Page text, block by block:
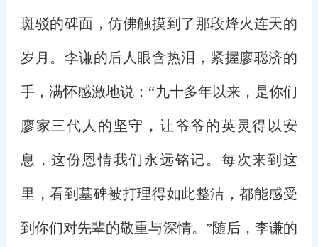
斑驳的碑面，仿佛触摸到了那段烽火连天的
岁月。李谦的后人眼含热泪，紧握廖聪济的
手，满怀感激地说：“九十多年以来，是你们
廖家三代人的坚守，让爷爷的英灵得以安
息，这份恩情我们永远铭记。每次来到这
里，看到墓碑被打理得如此整洁，都能感受
到你们对先辈的敬重与深情。”随后，李谦的